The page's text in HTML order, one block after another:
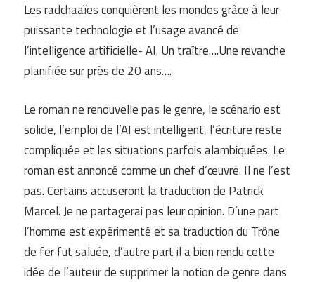
Les radchaaïes conquièrent les mondes grâce à leur
puissante technologie et l’usage avancé de
l’intelligence artificielle- AI. Un traître….Une revanche
planifiée sur près de 20 ans….
Le roman ne renouvelle pas le genre, le scénario est
solide, l’emploi de l’AI est intelligent, l’écriture reste
compliquée et les situations parfois alambiquées. Le
roman est annoncé comme un chef d’œuvre. Il ne l’est
pas. Certains accuseront la traduction de Patrick
Marcel. Je ne partagerai pas leur opinion. D’une part
l’homme est expérimenté et sa traduction du Trône
de fer fut saluée, d’autre part il a bien rendu cette
idée de l’auteur de supprimer la notion de genre dans